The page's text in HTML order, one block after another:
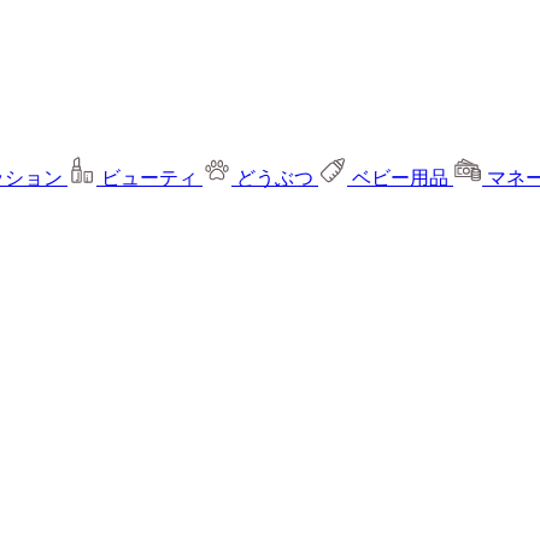
ョン ビューティ どうぶつ ベビー用品 マネ